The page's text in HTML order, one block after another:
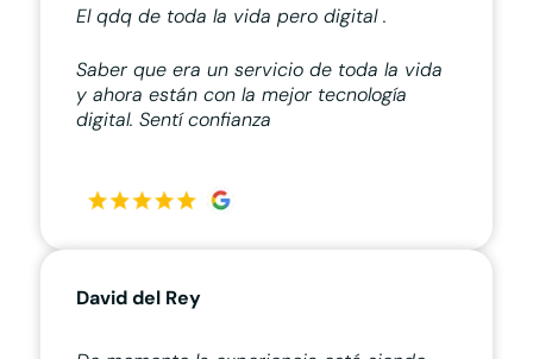
El qdq de toda la vida pero digital .
Saber que era un servicio de toda la vida
y ahora están con la mejor tecnología
digital. Sentí confianza
David del Rey